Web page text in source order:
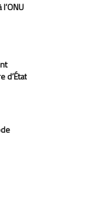
d’État